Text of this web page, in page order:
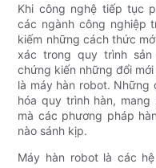
Khi công nghệ tiếp tục
các ngành công nghiệp
kiếm những cách thức
xác trong quy trình
chứng kiến ​​những đổi
là máy hàn robot. Những
hóa quy trình hàn,
mà các phương pháp
nào sánh kịp.
Máy hàn robot là các